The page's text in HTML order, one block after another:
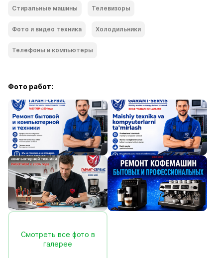
Стиральные машины Телевизоры
Фото и видео техника Холодильники
Телефоны и компьютеры
Фото работ:
Смотреть все фото в
галерее